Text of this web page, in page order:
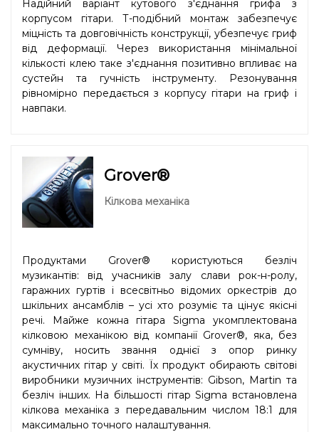
Надійний варіант кутового з'єднання грифа з
корпусом гітари. Т-подібний монтаж забезпечує
міцність та довговічність конструкції, убезпечує гриф
від деформації. Через використання мінімальної
кількості клею таке з'єднання позитивно впливає на
сустейн та гучність інструменту. Резонування
рівномірно передається з корпусу гітари на гриф і
навпаки.
Grover®
Кілкова механіка
Продуктами Grover® користуються безліч
музикантів: від учасників залу слави рок-н-ролу,
гаражних гуртів і всесвітньо відомих оркестрів до
шкільних ансамблів – усі хто розуміє та цінує якісні
речі. Майже кожна гітара Sigma укомплектована
кілковою механікою від компанії Grover®, яка, без
сумніву, носить звання однієї з опор ринку
акустичних гітар у світі. Їх продукт обирають світові
виробники музичних інструментів: Gibson, Martin та
безліч інших. На більшості гітар Sigma встановлена
кілкова механіка з передавальним числом 18:1 для
максимально точного налаштування.